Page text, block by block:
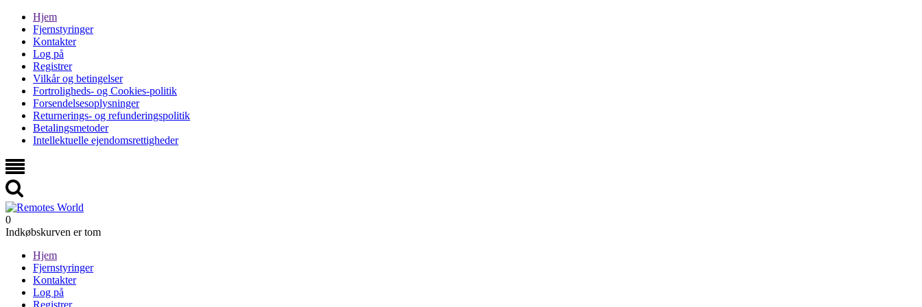
Hjem
Fjernstyringer
Kontakter
Log på
Registrer
Vilkår og betingelser
Fortroligheds- og Cookies-politik
Forsendelsesoplysninger
Returnerings- og refunderingspolitik
Betalingsmetoder
Intellektuelle ejendomsrettigheder
0
Indkøbskurven er tom
Hjem
Fjernstyringer
Kontakter
Log på
Registrer